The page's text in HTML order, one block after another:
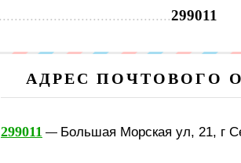
299011
АДРЕС ПОЧТОВОГО
299011 — Большая Морская ул, 21, г